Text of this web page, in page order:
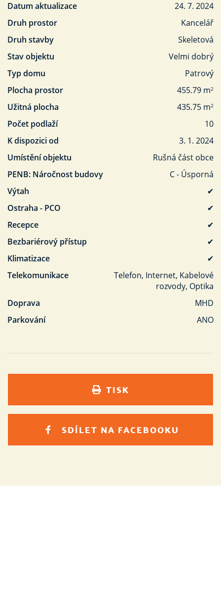
Datum aktualizace
24. 7. 2024
Druh prostor
Kancelář
Druh stavby
Skeletová
Stav objektu
Velmi dobrý
Typ domu
Patrový
Plocha prostor
455.79 m2
Užitná plocha 435.75 m2
Počet podlaží
10
K dispozici od
3. 1. 2024
Umístění objektu
Rušná část obce
PENB: Náročnost budovy
C - Úsporná
Výtah
✔
Ostraha - PCO
✔
Recepce
✔
Bezbariérový přístup
✔
Klimatizace
✔
Telekomunikace
Telefon, Internet, Kabelové
rozvody, Optika
Doprava
MHD
Parkování
ANO
TISK
SDÍLET NA FACEBOOKU